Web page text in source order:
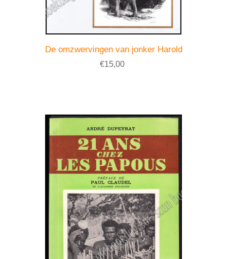
De omzwervingen van jonker Harold
€15,00